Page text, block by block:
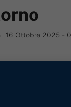
16 Ottobre 2025 -